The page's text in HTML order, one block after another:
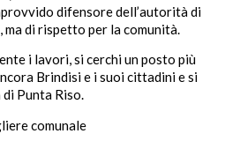
difensore dell’autorità di
ma di rispetto per la comunità.
i lavori, si cerchi un posto più
Brindisi e i suoi cittadini e si
Punta Riso.
comunale